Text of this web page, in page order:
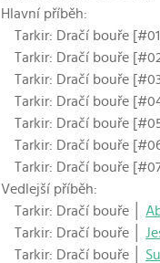
Hlavní příběh:
Tarkir: Dračí bouře
Tarkir: Dračí bouře
Tarkir: Dračí bouře
Tarkir: Dračí bouře
Tarkir: Dračí bouře
Tarkir: Dračí bouře
Tarkir: Dračí bouře
Vedlejší příběh:
Tarkir: Dračí bouře │
Tarkir: Dračí bouře │
Tarkir: Dračí bouře │